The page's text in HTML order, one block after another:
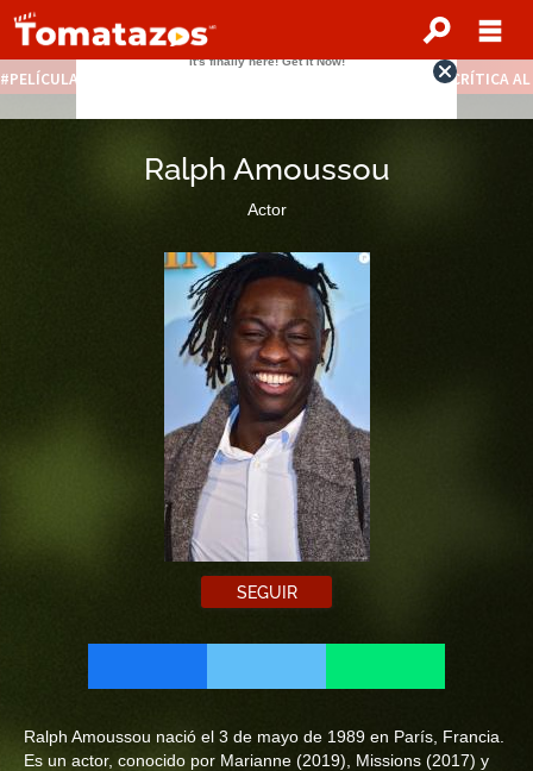
PELÍCULAS STREAMING GRATIS CRÍTICA
Ralph Amoussou
Actor
SEGUIR
Ralph Amoussou nació el 3 de mayo de 1989 en París, Francia.
Es un actor, conocido por Marianne (2019), Missions (2017) y